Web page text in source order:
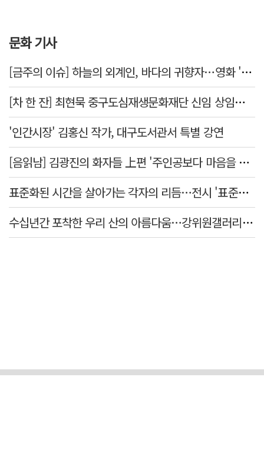
문화 기사
[금주의 이슈] 하늘의 외계인, 바다의 귀향자…영화 '호프'와 '오디세이'
[차 한 잔] 최현묵 중구도심재생문화재단 신임 상임이사 "서문시장·경상감영 등 지역 자원 활용…문화의 일상화"
'인간시장' 김홍신 작가, 대구도서관서 특별 강연
[음읽남] 김광진의 화자들 上편 '주인공보다 마음을 쓴 사람'
표준화된 시간을 살아가는 각자의 리듬…전시 '표준시차'
수십년간 포착한 우리 산의 아름다움…강위원갤러리 '팔공·지리展' 개최